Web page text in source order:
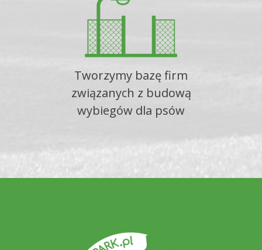
Tworzymy bazę firm
związanych z budową
wybiegów dla psów